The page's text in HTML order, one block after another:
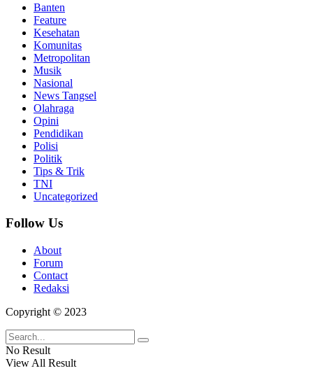
Banten
Feature
Kesehatan
Komunitas
Metropolitan
Musik
Nasional
News Tangsel
Olahraga
Opini
Pendidikan
Polisi
Politik
Tips & Trik
TNI
Uncategorized
Follow Us
About
Forum
Contact
Redaksi
Copyright © 2023
No Result
View All Result